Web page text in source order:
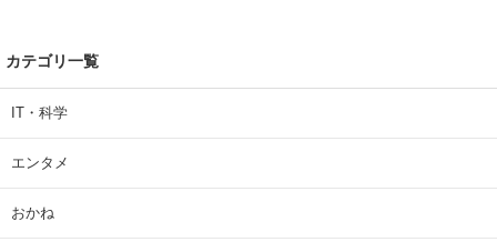
カテゴリ一覧
IT・科学
エンタメ
おかね